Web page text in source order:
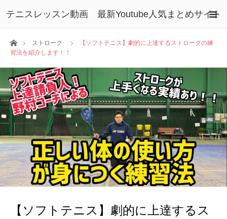
テニスレッスン動画 最新Youtube人気まとめサイト
ホームストローク
【ソフトテニス】劇的に上達するストロークの練
習法を紹介します！！
【ソフトテニス】劇的に上達するス